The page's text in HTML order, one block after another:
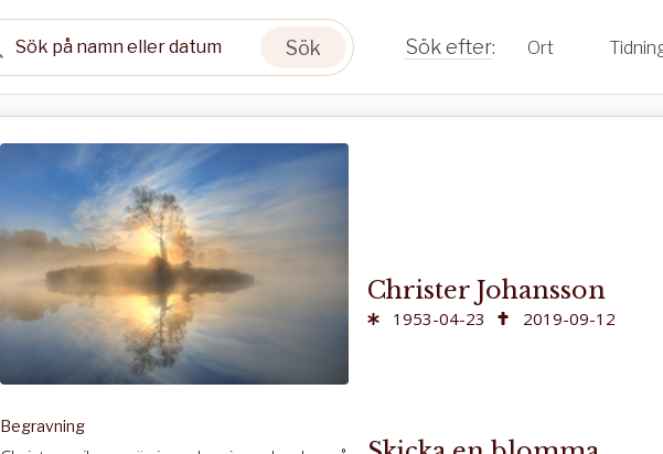
Sök Ort
Begravning
Christer Johansson
1953-04-23 2019-09-12